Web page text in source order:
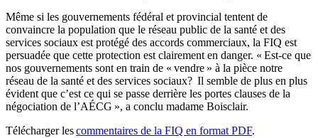
Même si les gouvernements fédéral et provincial tentent de
convaincre la population que le réseau public de la santé et des
services sociaux est protégé des accords commerciaux, la FIQ est
persuadée que cette protection est clairement en danger. « Est-ce que
nos gouvernements sont en train de « vendre » à la pièce notre
réseau de la santé et des services sociaux? Il semble de plus en plus
évident que c’est ce qui se passe derrière les portes clauses de la
négociation de l’AÉCG », a conclu madame Boisclair.
Télécharger lescommentaires de la FIQ en format PDF.